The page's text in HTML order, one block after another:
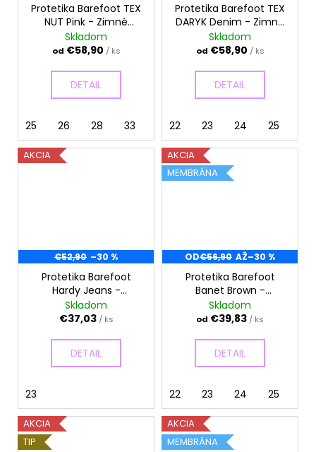
Protetika Barefoot TEX
NUT Pink - Zimné
topánky
Skladom
od €58,90 / ks
DETAIL
25 26 28 33
Protetika Barefoot TEX
DARYK Denim - Zimné
topánky
Skladom
od €58,90 / ks
DETAIL
22 23 24 25
AKCIA
€52,90 –30 %
Protetika Barefoot
Hardy Jeans -
Celoročné topánky
Skladom
€37,03 / ks
DETAIL
23
AKCIA
MEMBRÁNA
OD€56,90 AŽ–30 %
Protetika Barefoot
Banet Brown -
Celoročné topánky
Skladom
od €39,83 / ks
DETAIL
22 23 24 25
AKCIA
TIP
AKCIA
MEMBRÁNA